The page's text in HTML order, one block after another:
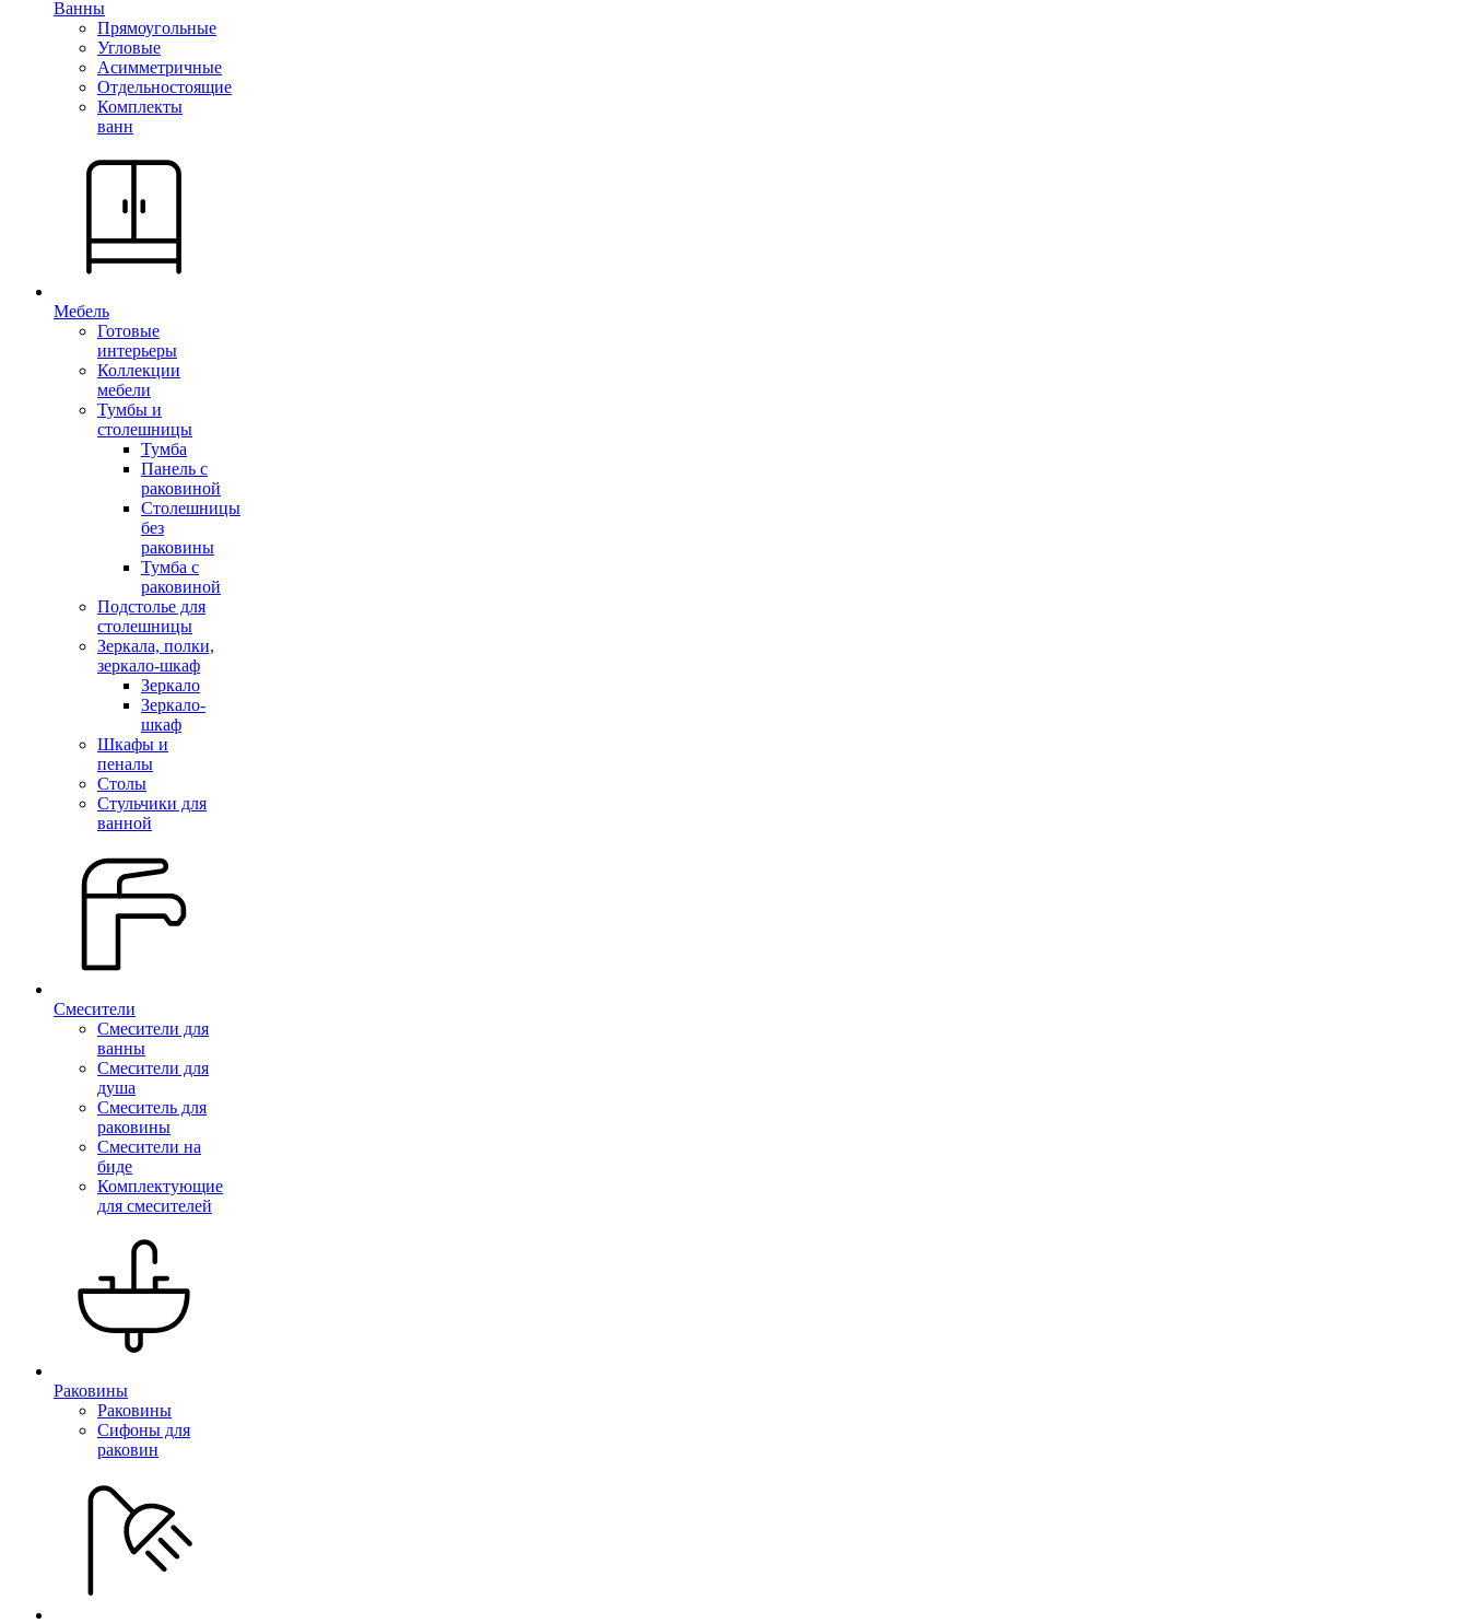
Ванны
Прямоугольные
Угловые
Асимметричные
Отдельностоящие
Комплекты
ванн
Мебель
Готовые
интерьеры
Коллекции
мебели
Тумбы и
столешницы
Тумба
Панель с
раковиной
Столешницы
без
раковины
Тумба с
раковиной
Подстолье для
столешницы
Зеркала, полки,
зеркало-шкаф
Зеркало
Зеркало-
шкаф
Шкафы и
пеналы
Столы
Стульчики для
ванной
Смесители
Смесители для
ванны
Смесители для
душа
Смеситель для
раковины
Смесители на
биде
Комплектующие
для смесителей
Раковины
Раковины
Сифоны для
раковин